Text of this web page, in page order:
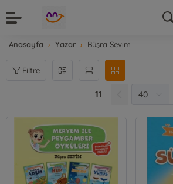
Anasayfa Yazar Büşra Sevim
Filtre
11